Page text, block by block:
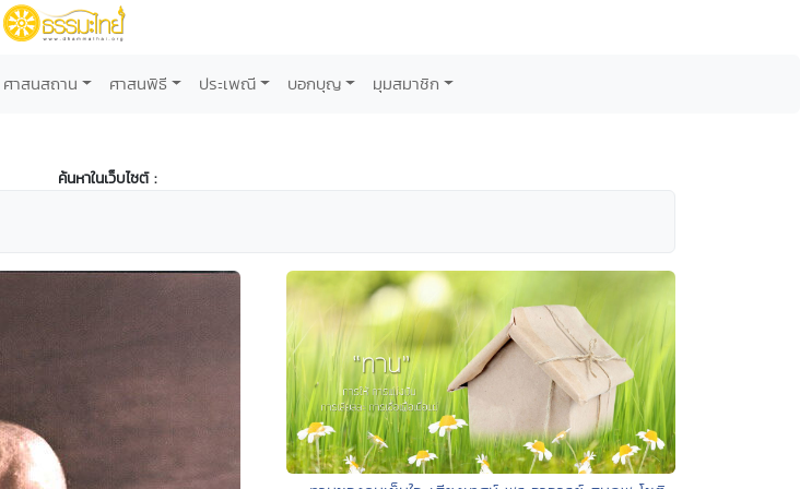
ศาสนสถาน ศาสนพิธี ประเพณี บอกบุญ มุมสมาชิก
ค้นหาในเว็บไซต์ :